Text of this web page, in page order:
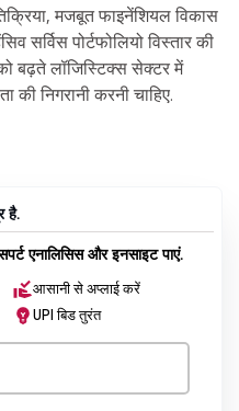
मजबूत फाइनेंशियल विकास
सर्विस पोर्टफोलियो विस्तार की
बढ़ते लॉजिस्टिक्स सेक्टर में
की निगरानी करनी चाहिए.
है.
एनालिसिस और इनसाइट पाएं.
आसानी से अप्लाई करें
UPI बिड तुरंत